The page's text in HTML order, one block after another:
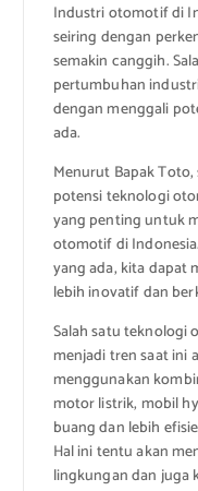
Industri otomotif di
seiring dengan
semakin canggih.
pertumbuhan
dengan menggali
ada.
Menurut Bapak
potensi teknologi
yang penting untuk
otomotif di
yang ada, kita dapat
lebih inovatif dan
Salah satu teknologi
menjadi tren saat ini
menggunakan
motor listrik, mobil
buang dan lebih
Hal ini tentu akan
lingkungan dan juga